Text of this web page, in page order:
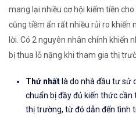
mang lại nhiều cơ hội kiếm tiền
cũng tiềm ẩn rất nhiều rủi ro khiến
lời. Có 2 nguyên nhân chính khiến
bị thua lỗ nặng khi tham gia thị
Thứ nhất là do nhà đầu tư sử
chuẩn bị đầy đủ kiến thức
thị trường, từ đó dẫn đến tình